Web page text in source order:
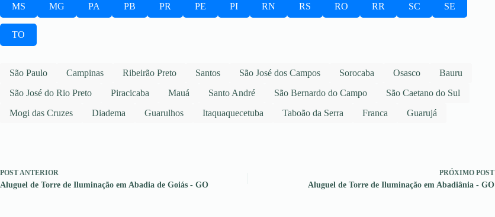
MS MG PA PB PR PE PI RN RS RO RR SC SE
TO
São Paulo Campinas Ribeirão Preto Santos São José dos Campos Sorocaba Osasco
Bauru
São José do Rio Preto
Piracicaba Mauá Santo André São Bernardo do Campo
São Caetano do Sul
Mogi das Cruzes
Diadema Guarulhos Itaquaquecetuba Taboão da Serra Franca Guarujá
POSTANTERIOR
Aluguel de Torre de Iluminação em Abadia de Goiás - GO
PRÓXIMO POST
Aluguel de Torre de Iluminação em Abadiânia - GO